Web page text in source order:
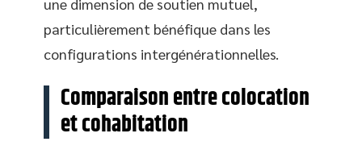
particulièrement bénéfique dans les
configurations intergénérationnelles.
Comparaison entre colocation
et cohabitation